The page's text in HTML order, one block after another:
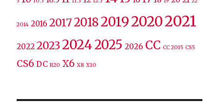
2014 2016 20172018201920202021
2022 2023 20242025 2026 CC CC 2015 CS5
CS6 DC R20 X6 X8 X10